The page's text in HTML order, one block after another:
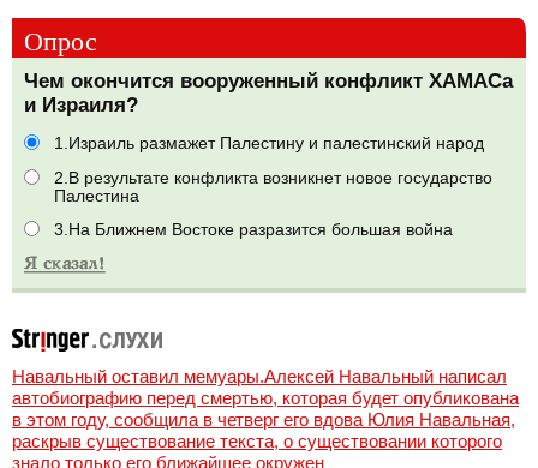
Опрос
Чем окончится вооруженный конфликт ХАМАСа
и Израиля?
1.Израиль размажет Палестину и палестинский народ
2.В результате конфликта возникнет новое государство
Палестина
3.На Ближнем Востоке разразится большая война
Навальный оставил мемуары.Алексей Навальный написал
автобиографию перед смертью, которая будет опубликована
в этом году, сообщила в четверг его вдова Юлия Навальная,
раскрыв существование текста, о существовании которого
знало только его ближайшее окружен